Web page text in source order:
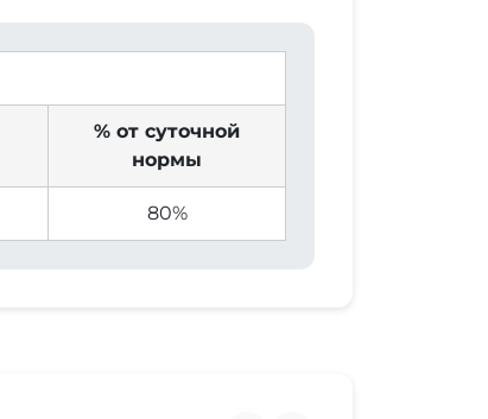
% от суточной
нормы
80%